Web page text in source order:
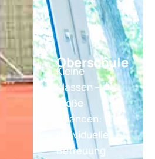
Oberschule
Kleine
Klassen –
große
Chancen:
Individuelle
Betreuung